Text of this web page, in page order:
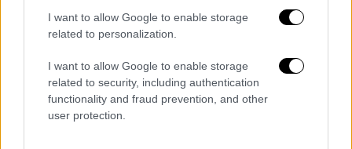
I want to allow Google to enable storage
related to personalization.
I want to allow Google to enable storage
related to security, including authentication
functionality and fraud prevention, and other
user protection.
Ποιες νέες δυνατότητές προστίθενται
Μέχρι σήμερα στο Gov.gr Wallet έχουν
εκδοθεί και αποθηκευτεί 2.296.150 δελτία
αστυνομικής ταυτότητας